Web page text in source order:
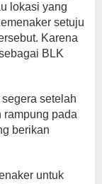
lokasi yang
setuju
Karena
BLK
setelah
rampung pada
berikan
untuk